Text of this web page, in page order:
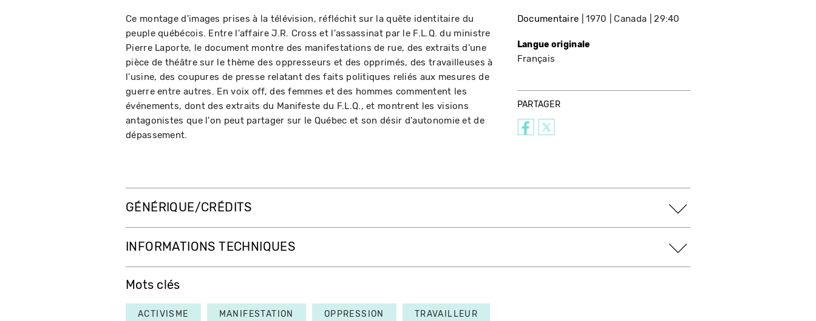
Ce montage d'images prises à la télévision, réfléchit sur la quête identitaire du
peuple québécois. Entre l'affaire J.R. Cross et l'assassinat par le F.L.Q. du ministre
Pierre Laporte, le document montre des manifestations de rue, des extraits d'une
pièce de théâtre sur le thème des oppresseurs et des opprimés, des travailleuses à
l'usine, des coupures de presse relatant des faits politiques reliés aux mesures de
guerre entre autres. En voix off, des femmes et des hommes commentent les
événements, dont des extraits du Manifeste du F.L.Q., et montrent les visions
antagonistes que l'on peut partager sur le Québec et son désir d'autonomie et de
dépassement.
Documentaire 1970 Canada 29:40
Langue originale
Français
PARTAGER
GÉNÉRIQUE/CRÉDITS
INFORMATIONS TECHNIQUES
Mots clés
ACTIVISME MANIFESTATION OPPRESSION TRAVAILLEUR